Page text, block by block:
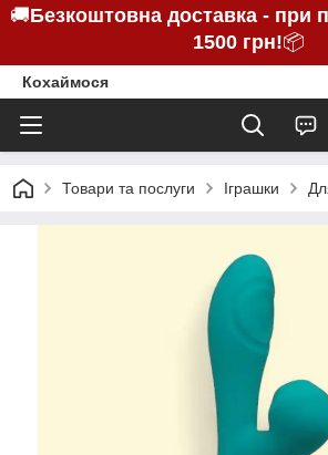
🚚Безкоштовна доставка - при
1500 грн!📦
Кохаймося
Товари та послуги Іграшки